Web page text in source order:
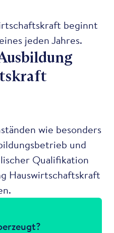
beginnt
jeden Jahres.
wie besonders
und
Qualifikation
Hauswirtschaftskraft